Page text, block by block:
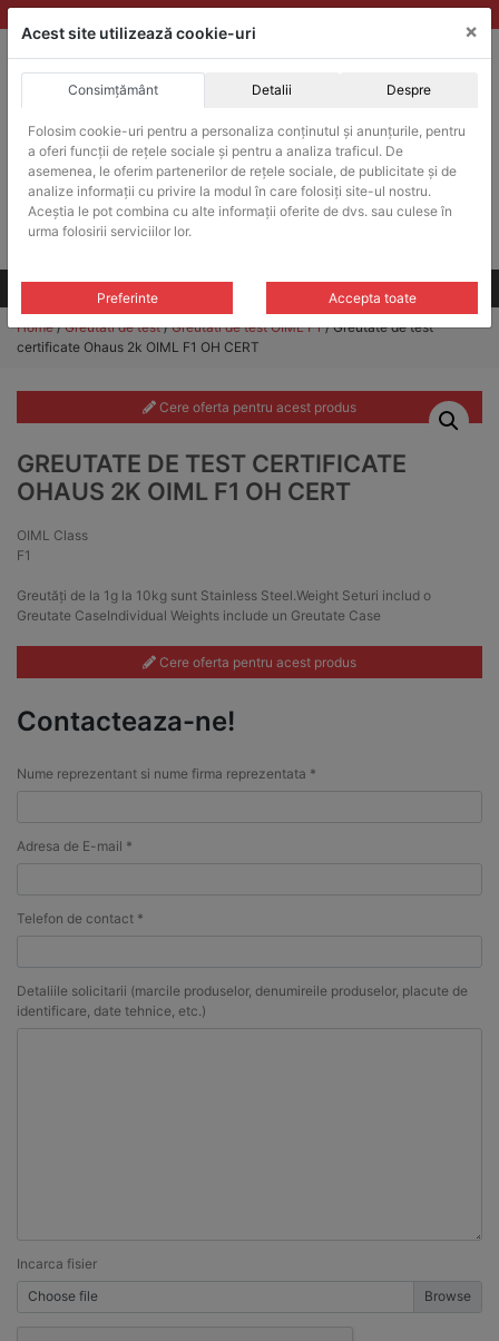
Skip
to
ACHIZITII PUBLICE
Produsele pot fi achizitionate si in sistemul SEAP / SICAP
Products
search
CAUTARE
Toate produsele
Home/Greutati de test/Greutati de test OIML F1/ Greutate de test
certificate Ohaus 2k OIML F1 OH CERT
Cere oferta pentru acest produs
GREUTATE DE TEST CERTIFICATE
OHAUS 2K OIML F1 OH CERT
OIML Class
F1
Greutăți de la 1g la 10kg sunt Stainless Steel.Weight Seturi includ o
Greutate CaseIndividual Weights include un Greutate Case
Cere oferta pentru acest produs
Contacteaza-ne!
Nume reprezentant si nume firma reprezentata *
Adresa de E-mail *
Telefon de contact *
Detaliile solicitarii (marcile produselor, denumireile produselor, placute de
identificare, date tehnice, etc.)
Incarca fisier
Choose file
Acest site utilizează cookie-uri ×
Consimțământ Detalii Despre
Folosim cookie-uri pentru a personaliza conținutul și anunțurile, pentru
a oferi funcții de rețele sociale și pentru a analiza traficul. De
asemenea, le oferim partenerilor de rețele sociale, de publicitate și de
analize informații cu privire la modul în care folosiți site-ul nostru.
Aceștia le pot combina cu alte informații oferite de dvs. sau culese în
urma folosirii serviciilor lor.
Preferinte Accepta toate